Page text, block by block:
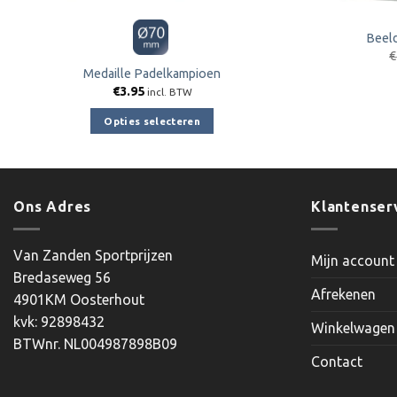
Medaille Padelkampioen
€3.95 incl. BTW
Opties selecteren
optie
op
€
Ons Adres
Van Zanden Sportprijzen
Bredaseweg 56
4901KM Oosterhout
kvk: 92898432
BTWnr. NL004987898B09
Mijn account
Afrekenen
Winkelwagen
Contact